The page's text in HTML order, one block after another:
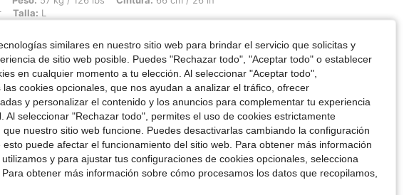
Talla: L
for an oversized look and it looks really
Útil (0)
similares en nuestro sitio web para brindar el servicio que solicitas y
de sitio web posible. Puedes "Rechazar todo", "Aceptar todo" o establecer
en cualquier momento a tu elección. Al seleccionar "Aceptar todo",
cookies opcionales, que nos ayudan a analizar el tráfico, ofrecer
y personalizar el contenido y los anuncios para complementar tu experiencia
Al seleccionar "Rechazar todo", permites el uso de cookies estrictamente
nuestro sitio web funcione. Puedes desactivarlas cambiando la configuración
puede afectar el funcionamiento del sitio web. Para obtener más información
y para ajustar tus configuraciones de cookies opcionales, selecciona
obtener más información sobre cómo procesamos los datos que recopilamos,